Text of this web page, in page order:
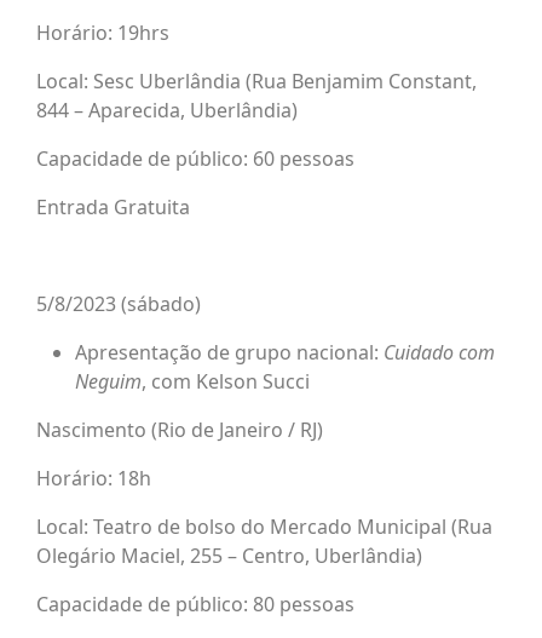
Horário: 19hrs
Local: Sesc Uberlândia (Rua Benjamim Constant,
844 – Aparecida, Uberlândia)
Capacidade de público: 60 pessoas
Entrada Gratuita
5/8/2023 (sábado)
Apresentação de grupo nacional: Cuidado com
Neguim, com Kelson Succi
Nascimento (Rio de Janeiro / RJ)
Horário: 18h
Local: Teatro de bolso do Mercado Municipal (Rua
Olegário Maciel, 255 – Centro, Uberlândia)
Capacidade de público: 80 pessoas